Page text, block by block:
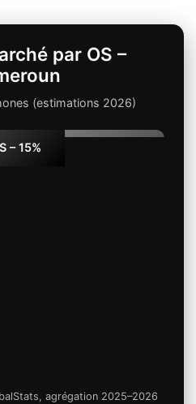
par OS –
(estimations 2026)
– 15%
agrégation 2025–2026